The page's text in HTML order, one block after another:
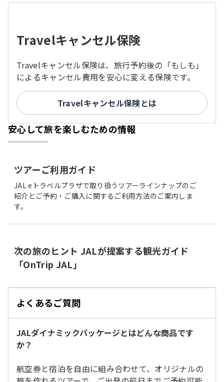
Travelキャンセル保険
Travelキャンセル保険は、旅行予約後の「もしも」
によるキャンセル費用を安心に変える保険です。
Travelキャンセル保険とは
安心して旅を楽しむための情報
ツアーご利用ガイド
JAL eトラベルプラザで取り扱うツアーラインナップのご
紹介とご予約・ご購入に関するご利用方法のご案内しま
す。
次の旅のヒント JALが提案する観光ガイド
「OnTrip JAL」
よくあるご質問
じ
JALダイナミックパッケージとはどんな商品です
か？
航空券と宿泊を自由に組み合わせて、オリジナルの